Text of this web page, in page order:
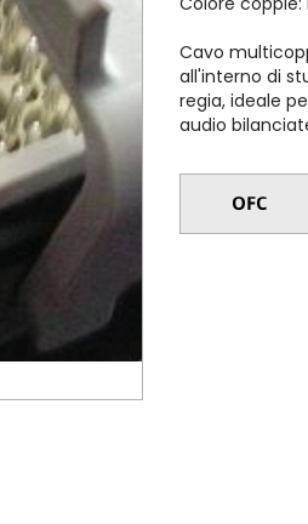
Cavo
all'interno di
regia, ideale
audio